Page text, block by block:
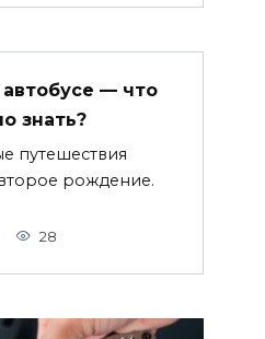
— что
знать?
путешествия
рождение.
28